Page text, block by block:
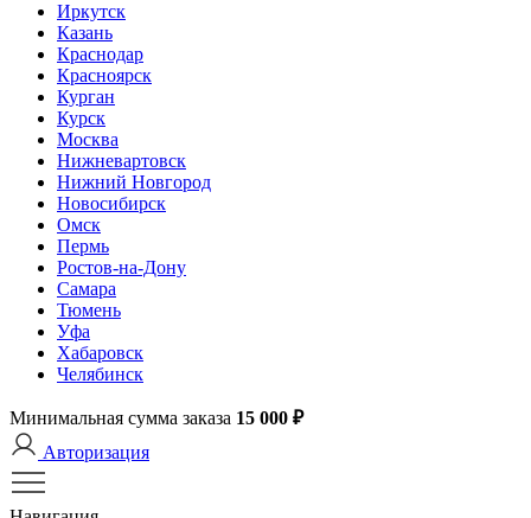
Иркутск
Казань
Краснодар
Красноярск
Курган
Курск
Москва
Нижневартовск
Нижний Новгород
Новосибирск
Омск
Пермь
Ростов-на-Дону
Самара
Тюмень
Уфа
Хабаровск
Челябинск
Минимальная сумма заказа 15 000 ₽
Авторизация